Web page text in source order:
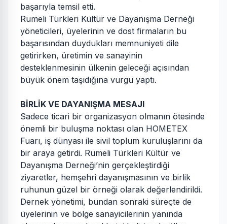
başarıyla temsil etti.
Rumeli Türkleri Kültür ve Dayanışma Derneği
yöneticileri, üyelerinin ve dost firmaların bu
başarısından duydukları memnuniyeti dile
getirirken, üretimin ve sanayinin
desteklenmesinin ülkenin geleceği açısından
büyük önem taşıdığına vurgu yaptı.
BİRLİK VE DAYANIŞMA MESAJI
Sadece ticari bir organizasyon olmanın ötesinde
önemli bir buluşma noktası olan HOMETEX
Fuarı, iş dünyası ile sivil toplum kuruluşlarını da
bir araya getirdi. Rumeli Türkleri Kültür ve
Dayanışma Derneği’nin gerçekleştirdiği
ziyaretler, hemşehri dayanışmasının ve birlik
ruhunun güzel bir örneği olarak değerlendirildi.
Dernek yönetimi, bundan sonraki süreçte de
üyelerinin ve bölge sanayicilerinin yanında